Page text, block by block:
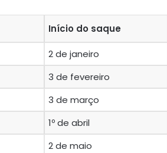
Início do saque
2 de janeiro
3 de fevereiro
3 de março
1º de abril
2 de maio